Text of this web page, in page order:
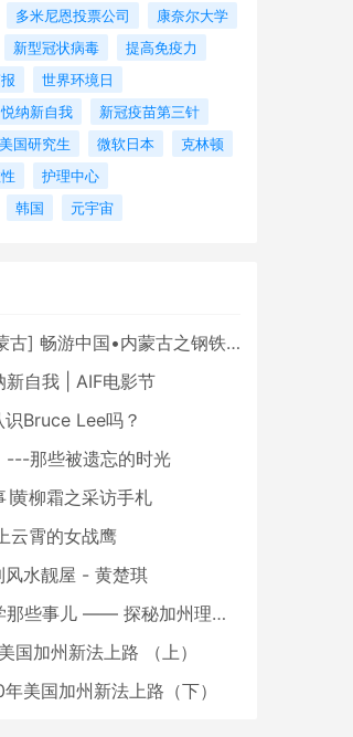
多米尼恩投票公司
康奈尔大学
新型冠状病毒
提高免疫力
世界环境日
悦纳新自我
新冠疫苗第三针
美国研究生 微软日本
克林顿
护理中心
韩国 元宇宙
古] 畅游中国•内蒙古之钢铁骄子，魅力包头
新自我 | AIF电影节
Bruce Lee吗？
---那些被遗忘的时光
黄柳霜之采访手札
云霄的女战鹰
风水靓屋 - 黄楚琪
事儿 —— 探秘加州理工学院Caltech博士生活 [上集]
国加州新法上路 （上）
美国加州新法上路（下）